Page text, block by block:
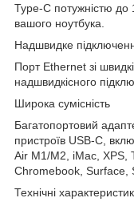
Type-C потужністю до
вашого ноутбука.
Надшвидке
Порт Ethernet зі
надшвидкісного
Широка сумісність
Багатопортовий
пристроїв USB-C,
Air M1/M2, iMac, XPS,
Chromebook, Surface,
Технічні